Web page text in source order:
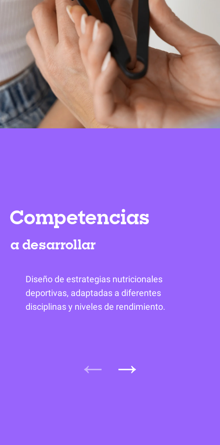
Competencias
a desarrollar
Diseño de estrategias nutricionales
deportivas, adaptadas a diferentes
disciplinas y niveles de rendimiento.